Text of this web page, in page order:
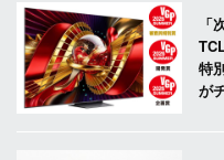
「
特
が